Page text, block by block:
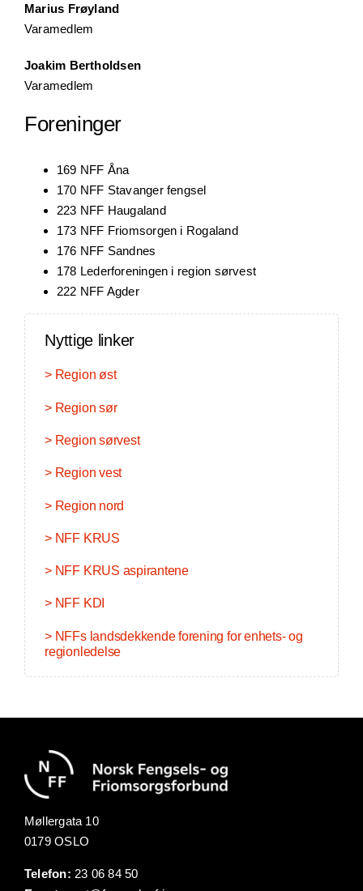
Marius Frøyland
Varamedlem
Joakim Bertholdsen
Varamedlem
Foreninger
169 NFF Åna
170 NFF Stavanger fengsel
223 NFF Haugaland
173 NFF Friomsorgen i Rogaland
176 NFF Sandnes
178 Lederforeningen i region sørvest
222 NFF Agder
Nyttige linker
> Region øst
> Region sør
> Region sørvest
> Region vest
> Region nord
> NFF KRUS
> NFF KRUS aspirantene
> NFF KDI
> NFFs landsdekkende forening for enhets- og
regionledelse
Møllergata 10
0179 OSLO
Telefon: 23 06 84 50